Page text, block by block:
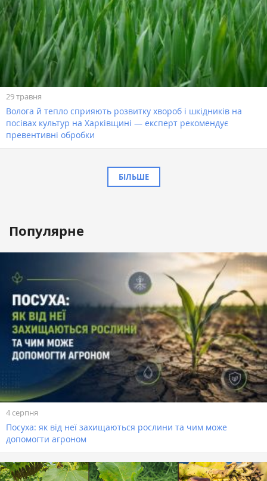
29 травня
Волога й тепло сприяють розвитку хвороб і шкідників на
посівах культур на Харківщині — експерт рекомендує
превентивні обробки
БІЛЬШЕ
Популярне
4 серпня
Посуха: як від неї захищаються рослини та чим може
допомогти агроном